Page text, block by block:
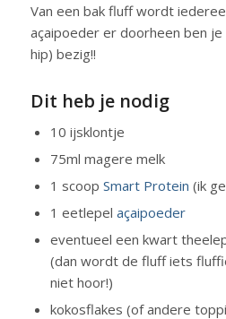
Van een bak fluff wordt
açaipoeder er doorheen ben je
hip) bezig!!
Dit heb je nodig
10 ijsklontje
75ml magere melk
1 scoop Smart Protein (ik
1 eetlepel açaipoeder
eventueel een kwart
(dan wordt de fluff iets
niet hoor!)
kokosflakes (of andere